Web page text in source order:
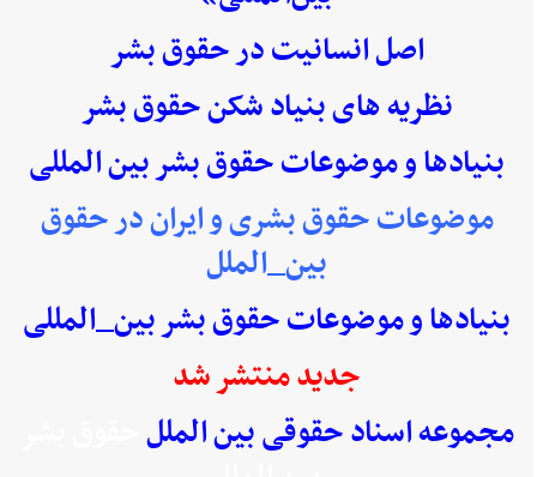
اصل انسانیت در حقوق بشر
نظریه های بنیاد شکن حقوق بشر
بنیادها و موضوعات حقوق بشر بین المللی
موضوعات حقوق بشری و ایران در حقوق
بین_الملل
بنیادها و موضوعات حقوق بشر بین_المللی
جدید منتشر شد
مجموعه اسناد حقوقی بین الملل